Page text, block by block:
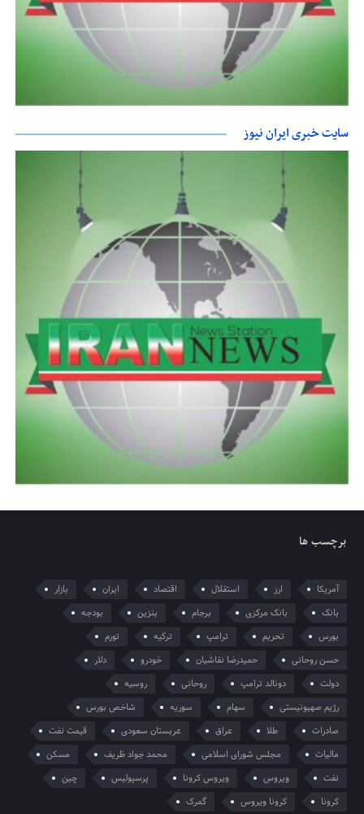
سایت خبری ایران نیوز
برچسب ها
آمریکا ارز استقلال اقتصاد ایران
بازار
بانک
بانک مرکزی برجام بنزین
بودجه
بورس
تحریم ترامپ ترکیه
تورم
حسن روحانی
حمیدرضا نقاشیان خودرو
دلار
دولت
دونالد ترامپ روحانی
روسیه
رژیم صهیونیستی
سهام سوریه
شاخص بورس
صادرات
طلا عراق عربستان سعودی
قیمت نفت
مالیات
مجلس شورای اسلامی محمد جواد ظریف
مسکن
نفت
ویروس ویروس کرونا پرسپولیس
چین
کرونا
کرونا ویروس گمرک